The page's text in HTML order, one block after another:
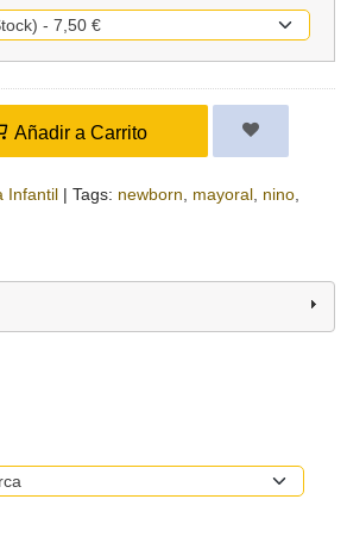
Añadir a Carrito
Infantil | Tags: newborn mayoral nino